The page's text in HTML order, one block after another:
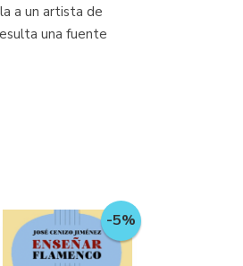
a un artista de
una fuente
-5%